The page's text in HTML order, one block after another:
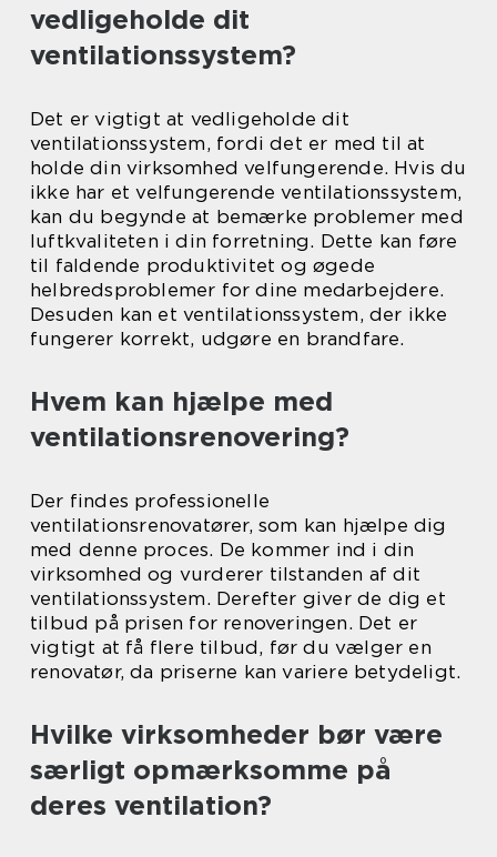
vedligeholde dit
ventilationssystem?
Det er vigtigt at vedligeholde dit
ventilationssystem, fordi det er med til at
holde din virksomhed velfungerende. Hvis du
ikke har et velfungerende ventilationssystem,
kan du begynde at bemærke problemer med
luftkvaliteten i din forretning. Dette kan føre
til faldende produktivitet og øgede
helbredsproblemer for dine medarbejdere.
Desuden kan et ventilationssystem, der ikke
fungerer korrekt, udgøre en brandfare.
Hvem kan hjælpe med
ventilationsrenovering?
Der findes professionelle
ventilationsrenovatører, som kan hjælpe dig
med denne proces. De kommer ind i din
virksomhed og vurderer tilstanden af dit
ventilationssystem. Derefter giver de dig et
tilbud på prisen for renoveringen. Det er
vigtigt at få flere tilbud, før du vælger en
renovatør, da priserne kan variere betydeligt.
Hvilke virksomheder bør være
særligt opmærksomme på
deres ventilation?